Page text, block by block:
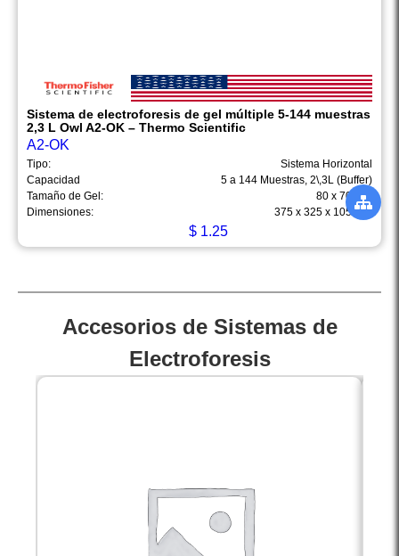
Sistema de electroforesis de gel múltiple 5-144 muestras
2,3 L Owl A2-OK – Thermo Scientific
A2-OK
Tipo:
Sistema Horizontal
Capacidad
5 a 144 Muestras, 2\,3L (Buffer)
Tamaño de Gel:
80 x 70 mm
Dimensiones:
375 x 325 x 105 mm
$ 1.25
Accesorios de Sistemas de
Electroforesis